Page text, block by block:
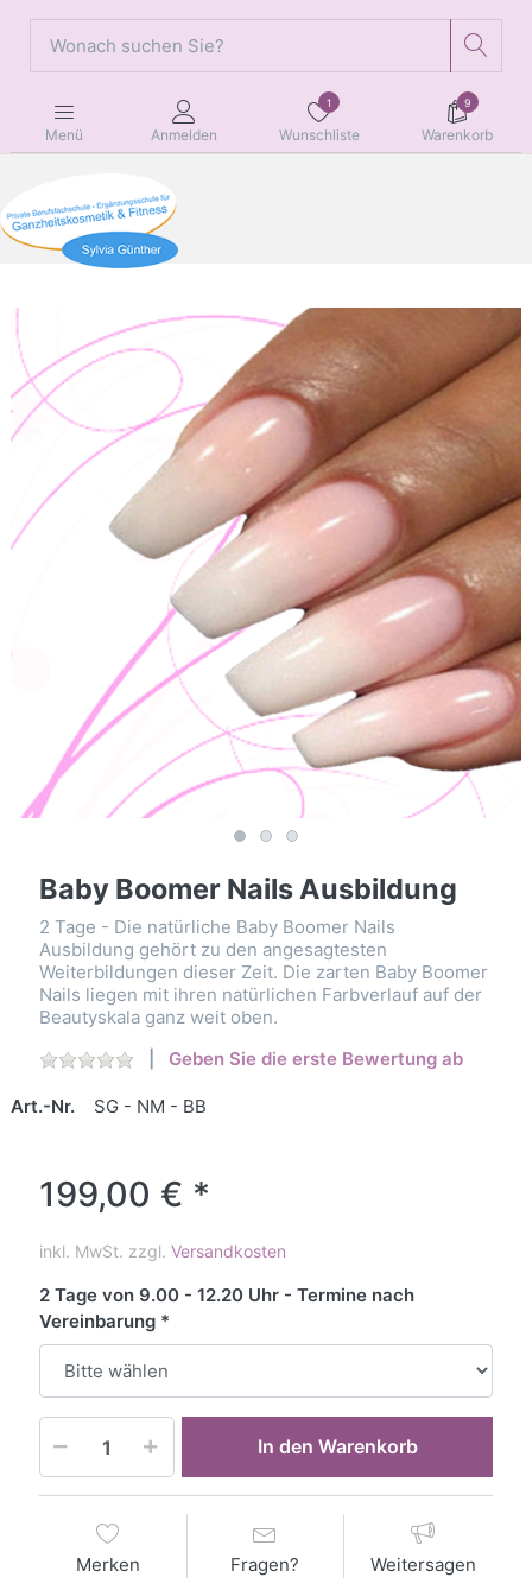
Menü Anmelden
1
Wunschliste
9
Warenkorb
Baby Boomer Nails Ausbildung
2 Tage - Die natürliche Baby Boomer Nails
Ausbildung gehört zu den angesagtesten
Weiterbildungen dieser Zeit. Die zarten Baby Boomer
Nails liegen mit ihren natürlichen Farbverlauf auf der
Beautyskala ganz weit oben.
Geben Sie die erste Bewertung ab
Art.-Nr. SG - NM - BB
199,00 € *
inkl. MwSt. zzgl. Versandkosten
2 Tage von 9.00 - 12.20 Uhr - Termine nach
Vereinbarung
In den Warenkorb
Merken Fragen? Weitersagen